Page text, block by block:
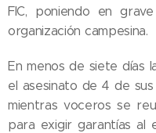
FIC, poniendo en
organización campesina.
En menos de siete días
el asesinato de 4 de
mientras voceros se
para exigir garantías al